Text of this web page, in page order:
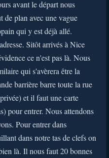
avant le départ nous
de plan avec une vague
qui y est déjà allé.
Sitôt arrivés à Nice
ce n'est pas là. Nous
qui s'avèrera être la
barrière barre toute la rue
et il faut une carte
pour entrer. Nous attendons
Pour entrer dans
dans notre tas de clefs on
là. Il nous faut 20 bonnes